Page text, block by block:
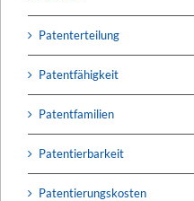
Patenterteilung
Patentfähigkeit
Patentfamilien
Patentierbarkeit
Patentierungskosten